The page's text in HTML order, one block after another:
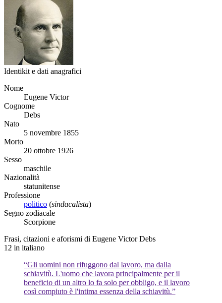
Identikit e dati anagrafici
Nome
Eugene Victor
Cognome
Debs
Nato
5 novembre 1855
Morto
20 ottobre 1926
Sesso
maschile
Nazionalità
statunitense
Professione
politico (sindacalista)
Segno zodiacale
Scorpione
Frasi, citazioni e aforismi di Eugene Victor Debs
12 in italiano
“Gli uomini non rifuggono dal lavoro, ma dalla
schiavitù. L'uomo che lavora principalmente per il
beneficio di un altro lo fa solo per obbligo, e il lavoro
così compiuto è l'intima essenza della schiavitù.”